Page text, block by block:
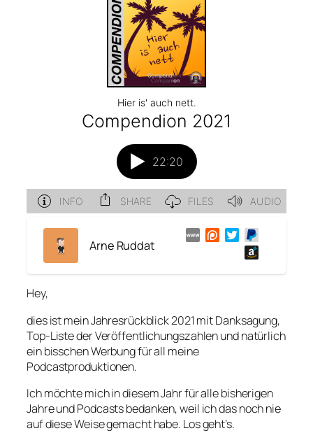
Arne Ruddat
Hey,
dies ist mein Jahresrückblick 2021 mit Danksagung,
Top-Liste der Veröffentlichungszahlen und natürlich
ein bisschen Werbung für all meine
Podcastproduktionen.
Ich möchte mich in diesem Jahr für alle bisherigen
Jahre und Podcasts bedanken, weil ich das noch nie
auf diese Weise gemacht habe. Los geht’s.